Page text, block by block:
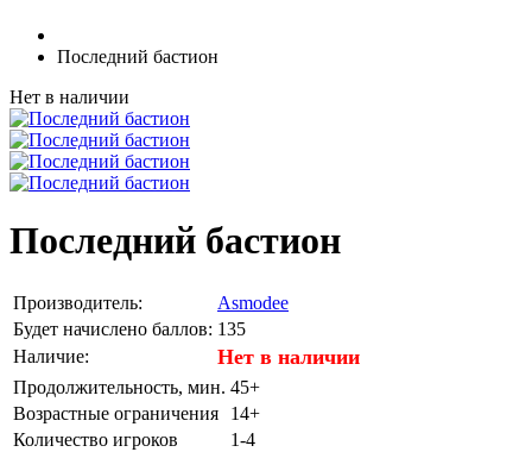
Последний бастион
Нет в наличии
Последний бастион
Производитель:
Asmodee
Будет начислено баллов: 135
Наличие:
Нет в наличии
Продолжительность, мин. 45+
Возрастные ограничения
14+
Количество игроков
1-4